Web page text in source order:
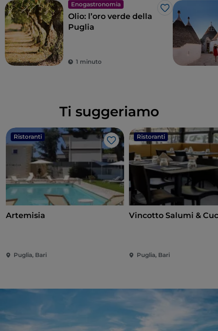
Enogastronomia
Like
Olio: l’oro verde della
Puglia
1 minuto
Ti suggeriamo
Ristoranti
Like
Artemisia
Puglia, Bari
Ristoranti
Vincotto Salumi &
Puglia, Bari